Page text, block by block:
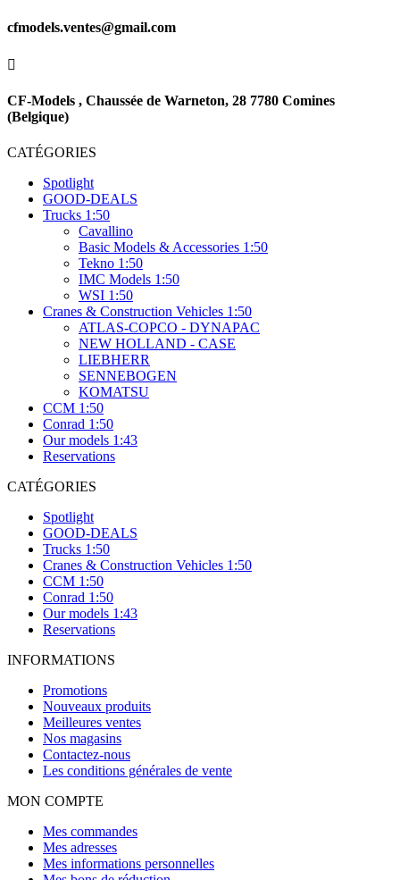
cfmodels.ventes@gmail.com

CF-Models , Chaussée de Warneton, 28 7780 Comines
(Belgique)
CATÉGORIES
Spotlight
GOOD-DEALS
Trucks 1:50
Cavallino
Basic Models & Accessories 1:50
Tekno 1:50
IMC Models 1:50
WSI 1:50
Cranes & Construction Vehicles 1:50
ATLAS-COPCO - DYNAPAC
NEW HOLLAND - CASE
LIEBHERR
SENNEBOGEN
KOMATSU
CCM 1:50
Conrad 1:50
Our models 1:43
Reservations
CATÉGORIES
Spotlight
GOOD-DEALS
Trucks 1:50
Cranes & Construction Vehicles 1:50
CCM 1:50
Conrad 1:50
Our models 1:43
Reservations
INFORMATIONS
Promotions
Nouveaux produits
Meilleures ventes
Nos magasins
Contactez-nous
Les conditions générales de vente
MON COMPTE
Mes commandes
Mes adresses
Mes informations personnelles